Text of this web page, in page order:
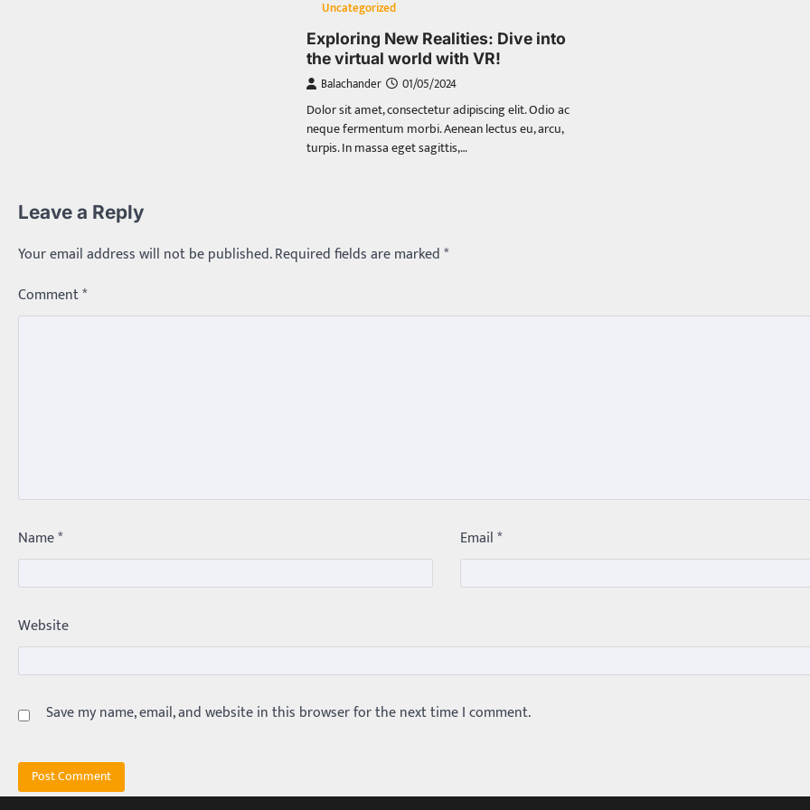
Uncategorized
Exploring New Realities: Dive into
the virtual world with VR!
Balachander
01/05/2024
Dolor sit amet, consectetur adipiscing elit. Odio ac
neque fermentum morbi. Aenean lectus eu, arcu,
turpis. In massa eget sagittis,…
Leave a Reply
Your email address will not be published.Required fields are marked*
Comment*
Name* Email*
Website
Save my name, email, and website in this browser for the next time I comment.